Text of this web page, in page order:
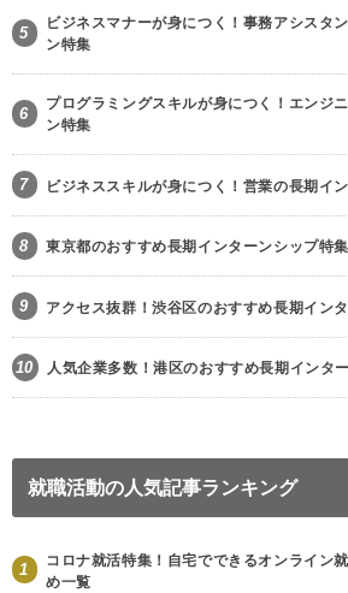
5
ビジネスマナーが身につく！事務アシスタ
ン特集
6
プログラミングスキルが身につく！エンジ
ン特集
7 ビジネススキルが身につく！営業の長期イ
8 東京都のおすすめ長期インターンシップ特集
9 アクセス抜群！渋谷区のおすすめ長期イン
10 人気企業多数！港区のおすすめ長期インタ
就職活動の人気記事ランキング
1
コロナ就活特集！自宅でできるオンライン
め一覧